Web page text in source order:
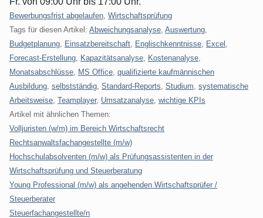
Kategorien:
Bewerbungsfrist abgelaufen Wirtschaftsprüfung
Tags für diesen Artikel: Abweichungsanalyse Auswertung
Budgetplanung
Einsatzbereitschaft Englischkenntnisse Excel
Forecast-Erstellung
Kapazitätsanalyse Kostenanalyse
Monatsabschlüsse
MS Office qualifizierte kaufmännischen
Ausbildung selbstständig Standard-Reports Studium systematische
Arbeitsweise Teamplayer, Umsatzanalyse wichtige KPIs
Artikel mit ähnlichen Themen:
Volljuristen (w/m) im Bereich Wirtschaftsrecht
Rechtsanwaltsfachangestellte (m/w)
Hochschulabsolventen (m/w) als Prüfungsassistenten in der
Wirtschaftsprüfung und Steuerberatung
Young Professional (m/w) als angehenden Wirtschaftsprüfer /
Steuerberater
Steuerfachangestellte/n